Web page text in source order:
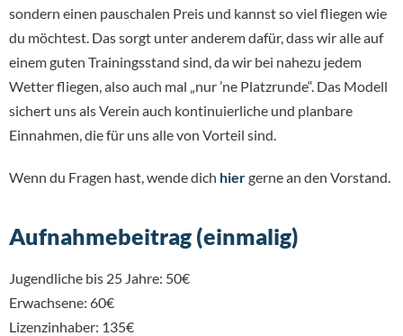
sondern einen pauschalen Preis und kannst so viel fliegen wie
du möchtest. Das sorgt unter anderem dafür, dass wir alle auf
einem guten Trainingsstand sind, da wir bei nahezu jedem
Wetter fliegen, also auch mal „nur ’ne Platzrunde“. Das Modell
sichert uns als Verein auch kontinuierliche und planbare
Einnahmen, die für uns alle von Vorteil sind.
Wenn du Fragen hast, wende dich hiergerne an den Vorstand.
Aufnahmebeitrag (einmalig)
Jugendliche bis 25 Jahre: 50€
Erwachsene: 60€
Lizenzinhaber: 135€